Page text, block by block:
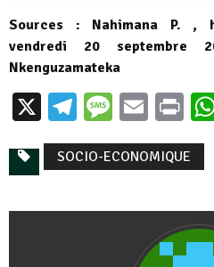
Sources : Nahimana P. ,
vendredi 20 septembre
Nkenguzamateka
X Telegram
SOCIO-ECONOMIQUE